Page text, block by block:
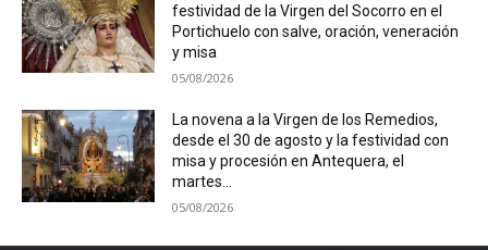
festividad de la Virgen del Socorro en el
Portichuelo con salve, oración, veneración
y misa
05/08/2026
La novena a la Virgen de los Remedios,
desde el 30 de agosto y la festividad con
misa y procesión en Antequera, el
martes...
05/08/2026